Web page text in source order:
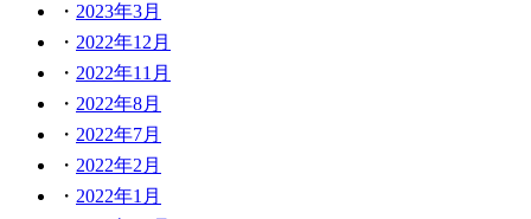
2023年3月
2022年12月
2022年11月
2022年8月
2022年7月
2022年2月
2022年1月